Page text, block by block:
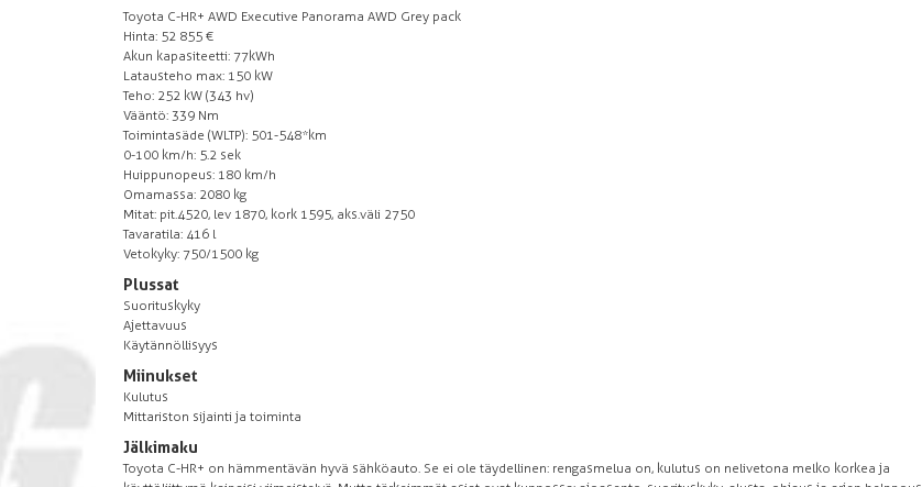
Toyota C-HR+ AWD Executive Panorama AWD Grey pack
Hinta: 52 855 €
Akun kapasiteetti: 77kWh
Latausteho max: 150 kW
Teho: 252 kW (343 hv)
Vääntö: 339 Nm
Toimintasäde (WLTP): 501-548*km
0-100 km/h: 5.2 sek
Huippunopeus: 180 km/h
Omamassa: 2080 kg
Mitat: pit.4520, lev 1870, kork 1595, aks.väli 2750
Tavaratila: 416 l
Vetokyky: 750/1500 kg
Plussat
Suorituskyky
Ajettavuus
Käytännöllisyys
Miinukset
Kulutus
Mittariston sijainti ja toiminta
Jälkimaku
Toyota C-HR+ on hämmentävän hyvä sähköauto. Se ei ole täydellinen: rengasmelua on, kulutus on nelivetona melko korkea ja